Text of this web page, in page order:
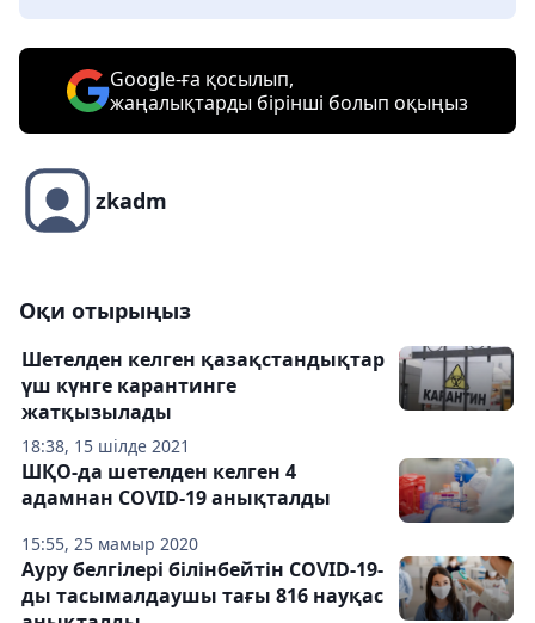
Google-ға қосылып,
жаңалықтарды бірінші болып оқыңыз
zkadm
Оқи отырыңыз
18:38, 15 шілде 2021
Шетелден келген қазақстандықтар
үш күнге карантинге
жатқызылады
15:55, 25 мамыр 2020
ШҚО-да шетелден келген 4
адамнан COVID-19 анықталды
Ауру белгілері білінбейтін COVID-19-
ды тасымалдаушы тағы 816 науқас